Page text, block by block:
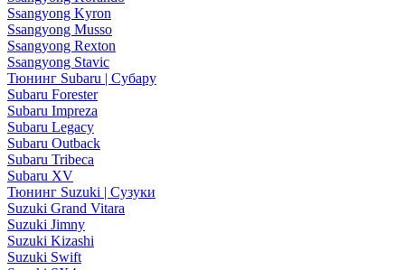
Ssangyong Kyron
Ssangyong Musso
Ssangyong Rexton
Ssangyong Stavic
Тюнинг Subaru | Субару
Subaru Forester
Subaru Impreza
Subaru Legacy
Subaru Outback
Subaru Tribeca
Subaru XV
Тюнинг Suzuki | Сузуки
Suzuki Grand Vitara
Suzuki Jimny
Suzuki Kizashi
Suzuki Swift